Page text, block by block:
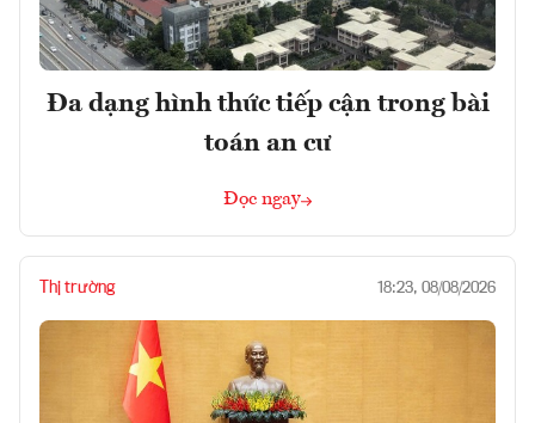
Đa dạng hình thức tiếp cận trong bài
toán an cư
Đọc ngay
Thị trường 18:23, 08/08/2026